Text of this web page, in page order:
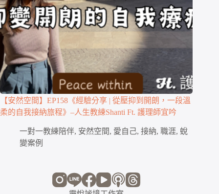
【安然空間】EP158《經驗分享 | 從壓抑到開朗，一段溫
柔的自我接納旅程》–人生教練Shanti Ft. 護理師宜吟
一對一教練陪伴, 安然空間, 愛自己, 接納, 職涯, 蛻
變案例